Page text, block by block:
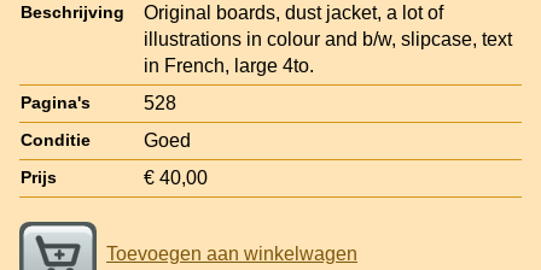
Beschrijving
Original boards, dust jacket, a lot of
illustrations in colour and b/w, slipcase, text
in French, large 4to.
Pagina's 528
Conditie Goed
Prijs € 40,00
Toevoegen aan winkelwagen